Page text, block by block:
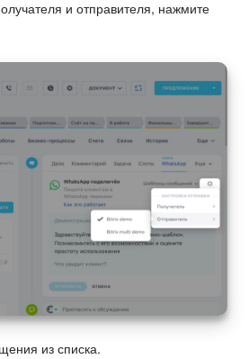
и отправителя, нажмите
из списка.